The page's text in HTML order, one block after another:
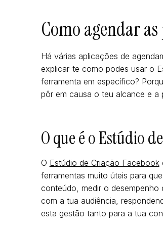
Como agendar
Há várias aplicações de
explicar-te como podes usar o
ferramenta em específico?
pôr em causa o teu alcance e
O que é o Estúdio
O Estúdio de Criação Facebook
ferramentas muito úteis para
conteúdo, medir o desempenho
com a tua audiência,
esta gestão tanto para a tua